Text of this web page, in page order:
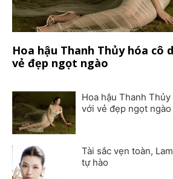
Hoa hậu Thanh Thủy hóa cô
vẻ đẹp ngọt ngào
Hoa hậu Thanh
với vẻ đẹp ngọt ngào
Tài sắc vẹn toàn,
tự hào